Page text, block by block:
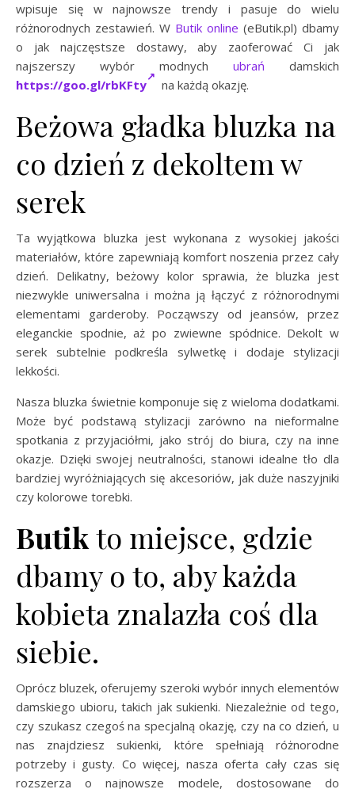
wpisuje się w najnowsze trendy i pasuje do wielu
różnorodnych zestawień. W Butik online (eButik.pl) dbamy
o jak najczęstsze dostawy, aby zaoferować Ci jak
najszerszy wybór modnych ubrań damskich
https://goo.gl/rbKFty
na każdą okazję.
Beżowa gładka bluzka na
co dzień z dekoltem w
serek
Ta wyjątkowa bluzka jest wykonana z wysokiej jakości
materiałów, które zapewniają komfort noszenia przez cały
dzień. Delikatny, beżowy kolor sprawia, że bluzka jest
niezwykle uniwersalna i można ją łączyć z różnorodnymi
elementami garderoby. Począwszy od jeansów, przez
eleganckie spodnie, aż po zwiewne spódnice. Dekolt w
serek subtelnie podkreśla sylwetkę i dodaje stylizacji
lekkości.
Nasza bluzka świetnie komponuje się z wieloma dodatkami.
Może być podstawą stylizacji zarówno na nieformalne
spotkania z przyjaciółmi, jako strój do biura, czy na inne
okazje. Dzięki swojej neutralności, stanowi idealne tło dla
bardziej wyróżniających się akcesoriów, jak duże naszyjniki
czy kolorowe torebki.
Butikto miejsce, gdzie
dbamy o to, aby każda
kobieta znalazła coś dla
siebie.
Oprócz bluzek, oferujemy szeroki wybór innych elementów
damskiego ubioru, takich jak sukienki. Niezależnie od tego,
czy szukasz czegoś na specjalną okazję, czy na co dzień, u
nas znajdziesz sukienki, które spełniają różnorodne
potrzeby i gusty. Co więcej, nasza oferta cały czas się
rozszerza o najnowsze modele, dostosowane do